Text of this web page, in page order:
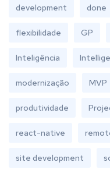
development done
flexibilidade GP
Inteligência
modernização MVP
produtividade
react-native
site development